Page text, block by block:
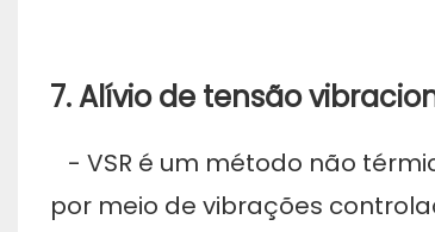
7. Alívio de tensão
- VSR é um método não
por meio de vibrações